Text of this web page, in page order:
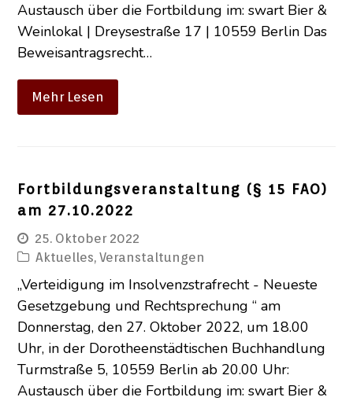
Austausch über die Fortbildung im: swart Bier &
Weinlokal | Dreysestraße 17 | 10559 Berlin Das
Beweisantragsrecht…
Mehr Lesen
Fortbildungsveranstaltung (§ 15 FAO)
am 27.10.2022
25. Oktober 2022
Aktuelles,Veranstaltungen
„Verteidigung im Insolvenzstrafrecht - Neueste
Gesetzgebung und Rechtsprechung “ am
Donnerstag, den 27. Oktober 2022, um 18.00
Uhr, in der Dorotheenstädtischen Buchhandlung
Turmstraße 5, 10559 Berlin ab 20.00 Uhr:
Austausch über die Fortbildung im: swart Bier &